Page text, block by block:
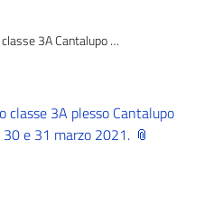
Cantalupo (alunni in presenza 30 e 31/3/21)
classe 3A plesso Cantalupo
e 31 marzo 2021.